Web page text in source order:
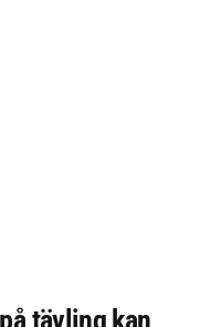
tävling kan